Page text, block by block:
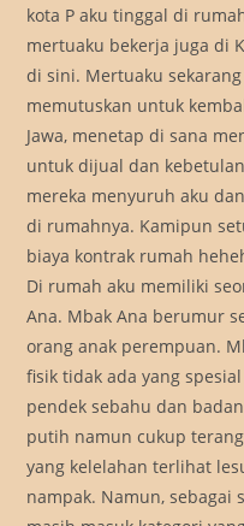
kota P aku tinggal di
mertuaku bekerja juga di
di sini. Mertuaku
memutuskan untuk
Jawa, menetap di sana
untuk dijual dan
mereka menyuruh aku
di rumahnya. Kamipun
biaya kontrak rumah
Di rumah aku memiliki
Ana. Mbak Ana berumur
orang anak perempuan.
fisik tidak ada yang
pendek sebahu dan
putih namun cukup
yang kelelahan terlihat
nampak. Namun, sebagai